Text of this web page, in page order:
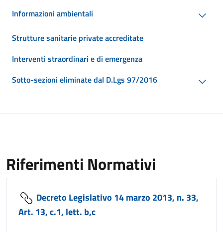
Informazioni ambientali
Strutture sanitarie private accreditate
Interventi straordinari e di emergenza
Sotto-sezioni eliminate dal D.Lgs 97/2016
Riferimenti Normativi
Decreto Legislativo 14 marzo 2013, n. 33,
Art. 13, c.1, lett. b,c